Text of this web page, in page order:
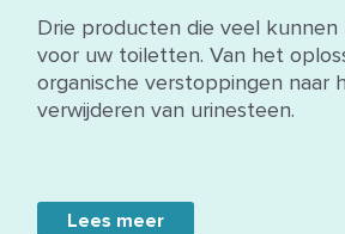
Drie producten die veel
voor uw toiletten. Van het
organische verstoppingen naar
verwijderen van urinesteen.
Lees meer